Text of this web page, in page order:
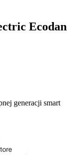
Ecodan
generacji smart